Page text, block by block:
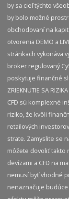
by sa cieľ týchto
by bolo možné
obchodovaní na
otvorenia DEMO a
stránkach vykonáva
broker regulovaný
poskytuje finančné
ZRIEKNUTIE SA RIZIKA
CFD sú komplexné
riziko, že kvôli
retailových
strate. Zamyslite se
môžete dovoliť takto
devízami a CFD na
nemusí byť vhodné
nenaznačuje